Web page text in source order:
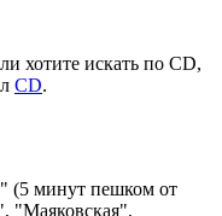
хотите искать по CD,
CD.
(5 минут пешком от
"Маяковская",